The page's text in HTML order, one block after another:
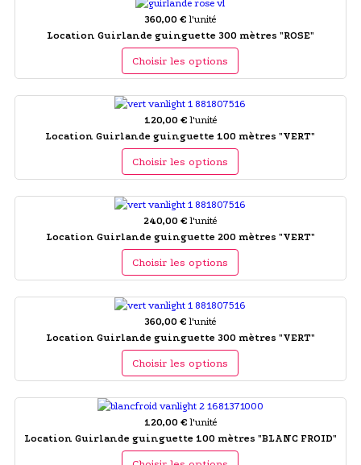
360,00 € l'unité
Location Guirlande guinguette 300 mètres "ROSE"
Choisir les options
120,00 € l'unité
Location Guirlande guinguette 100 mètres "VERT"
Choisir les options
240,00 € l'unité
Location Guirlande guinguette 200 mètres "VERT"
Choisir les options
360,00 € l'unité
Location Guirlande guinguette 300 mètres "VERT"
Choisir les options
120,00 € l'unité
Location Guirlande guinguette 100 mètres "BLANC FROID"